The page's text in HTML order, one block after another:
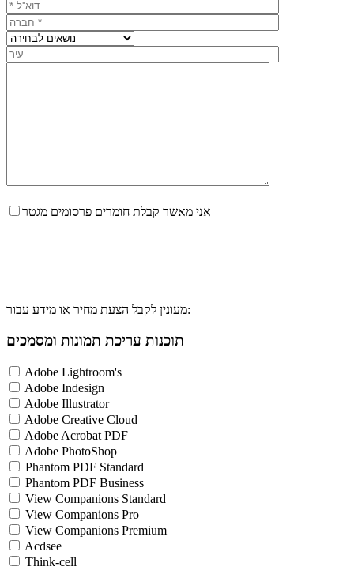
אני מאשר קבלת חומרים פרסומים מגטר
מעונין לקבל הצעת מחיר או מידע עבור:
תוכנות עריכת תמונות ומסמכים
Adobe Lightroom's
Adobe Indesign
Adobe Illustrator
Adobe Creative Cloud
Adobe Acrobat PDF
Adobe PhotoShop
Phantom PDF Standard
Phantom PDF Business
View Companions Standard
View Companions Pro
View Companions Premium
Acdsee
Think-cell